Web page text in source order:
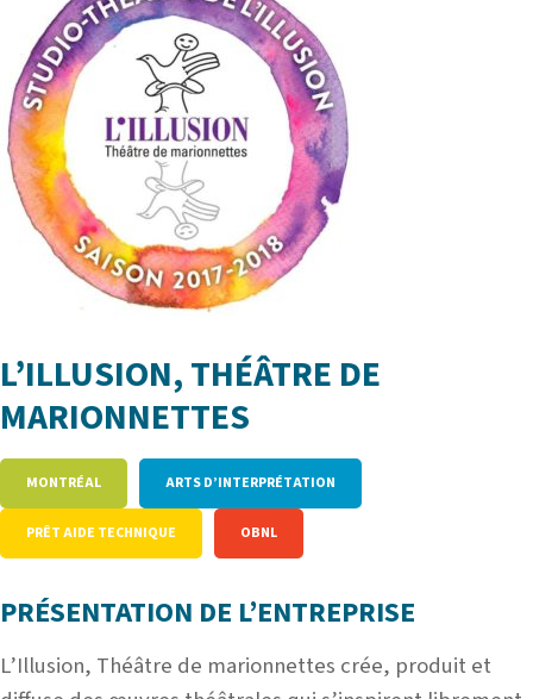
L’ILLUSION, THÉÂTRE DE
MARIONNETTES
MONTRÉAL ARTS D’INTERPRÉTATION
PRÊT AIDE TECHNIQUE OBNL
PRÉSENTATION DE L’ENTREPRISE
L’Illusion, Théâtre de marionnettes crée, produit et